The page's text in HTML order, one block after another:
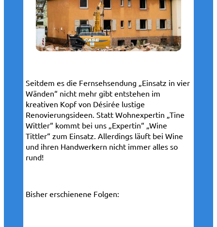
Seitdem es die Fernsehsendung „Einsatz in vier
Wänden“ nicht mehr gibt entstehen im
kreativen Kopf von Désirée lustige
Renovierungsideen. Statt Wohnexpertin „Tine
Wittler“ kommt bei uns „Expertin“ „Wine
Tittler“ zum Einsatz. Allerdings läuft bei Wine
und ihren Handwerkern nicht immer alles so
rund!
Bisher erschienene Folgen: